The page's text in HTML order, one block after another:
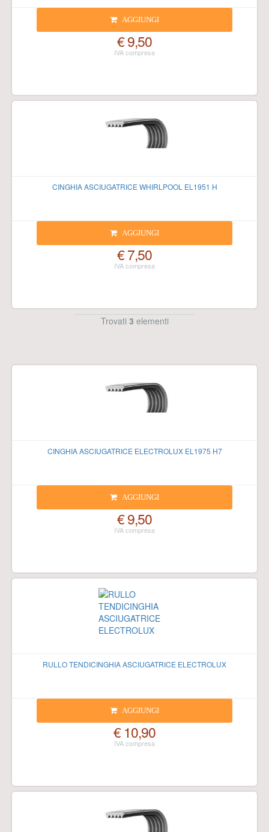
AGGIUNGI
€ 9,50
CINGHIA ASCIUGATRICE WHIRLPOOL EL1951 H
AGGIUNGI
€ 7,50
Trovati 3 elementi
CINGHIA ASCIUGATRICE ELECTROLUX EL1975 H7
AGGIUNGI
€ 9,50
RULLO TENDICINGHIA ASCIUGATRICE ELECTROLUX
AGGIUNGI
€ 10,90